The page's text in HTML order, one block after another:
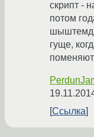
скрипт -
потом
шыштемд,
гуще,
Ссылка